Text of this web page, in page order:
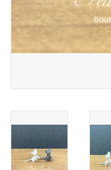
1/24ème
Maison de souris
miniature - The